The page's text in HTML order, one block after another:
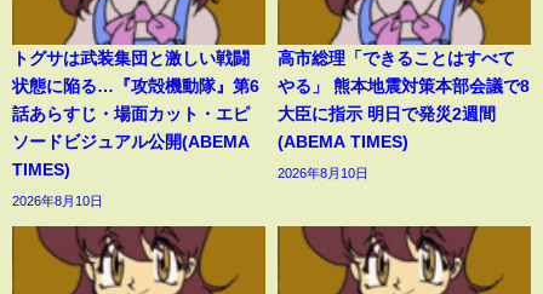
トグサは武装集団と激しい戦闘
状態に陥る…『攻殻機動隊』第6
話あらすじ・場面カット・エピ
ソードビジュアル公開(ABEMA
TIMES)
2026年8月10日
高市総理「できることはすべて
やる」 熊本地震対策本部会議で8
大臣に指示 明日で発災2週間
(ABEMA TIMES)
2026年8月10日